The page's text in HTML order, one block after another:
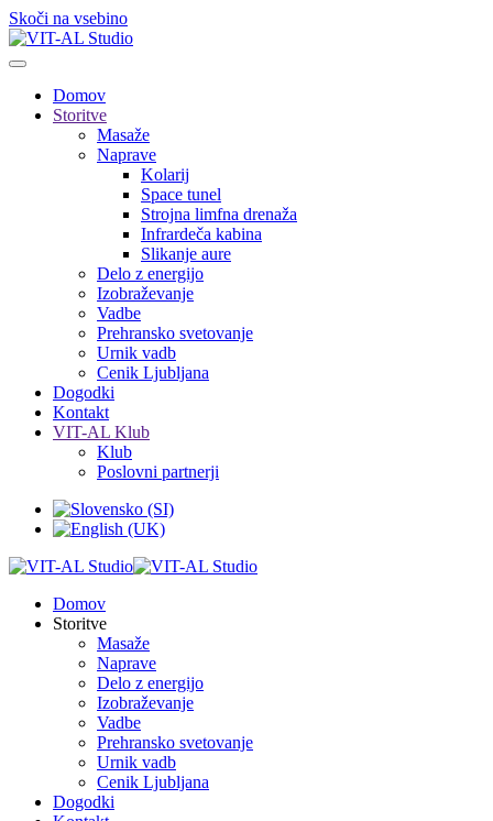
Skoči na vsebino
Domov
Storitve
Masaže
Naprave
Kolarij
Space tunel
Strojna limfna drenaža
Infrardeča kabina
Slikanje aure
Delo z energijo
Izobraževanje
Vadbe
Prehransko svetovanje
Urnik vadb
Cenik Ljubljana
Dogodki
Kontakt
VIT-AL Klub
Klub
Poslovni partnerji
Domov
Storitve
Masaže
Naprave
Delo z energijo
Izobraževanje
Vadbe
Prehransko svetovanje
Urnik vadb
Cenik Ljubljana
Dogodki